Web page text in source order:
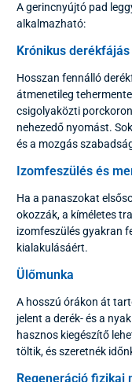
A gerincnyújtó pad
alkalmazható:
Krónikus derékfájás
Hosszan fennálló
átmenetileg
csigolyaközti
nehezedő nyomást.
és a mozgás
Izomfeszülés és
Ha a panaszokat
okozzák, a kíméletes
izomfeszülés gyakran
kialakulásáért.
Ülőmunka
A hosszú órákon át
jelent a derék- és a
hasznos kiegészítő
töltik, és szeretnék
Regeneráció fizikai